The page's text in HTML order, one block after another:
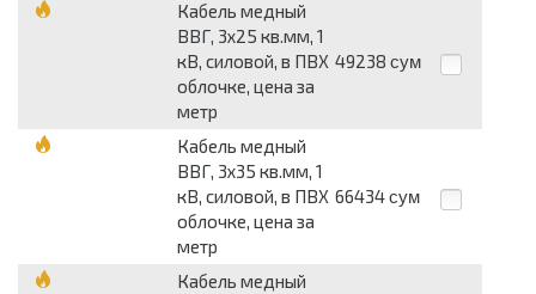
Кабель медный
ВВГ, 3х25 кв.мм, 1
кВ, силовой, в ПВХ
облочке, цена за
метр
49238 сум
Кабель медный
ВВГ, 3х35 кв.мм, 1
кВ, силовой, в ПВХ
облочке, цена за
метр
66434 сум
Кабель медный